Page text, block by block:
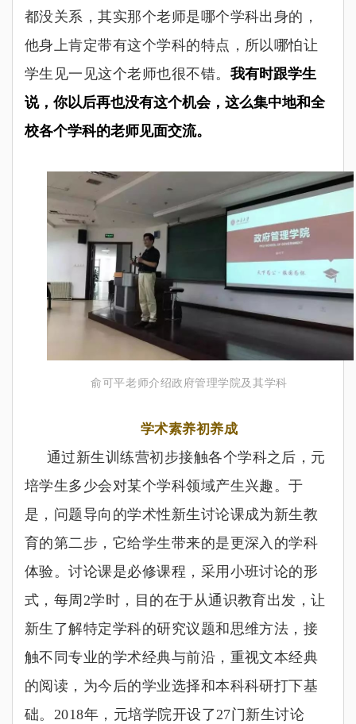
都没关系，其实那个老师是哪个学科出身的，
他身上肯定带有这个学科的特点，所以哪怕让
学生见一见这个老师也很不错。 我有时跟学生
说，你以后再也没有这个机会，这么集中地和全
校各个学科的老师见面交流。
俞可平老师介绍政府管理学院及其学科
学术素养初养成
通过新生训练营初步接触各个学科之后，元
培学生多少会对某个学科领域产生兴趣。于
是，问题导向的学术性新生讨论课成为新生教
育的第二步，它给学生带来的是更深入的学科
体验。讨论课是必修课程，采用小班讨论的形
式，每周2学时，目的在于从通识教育出发，让
新生了解特定学科的研究议题和思维方法，接
触不同专业的学术经典与前沿，重视文本经典
的阅读，为今后的学业选择和本科科研打下基
础。2018年，元培学院开设了27门新生讨论